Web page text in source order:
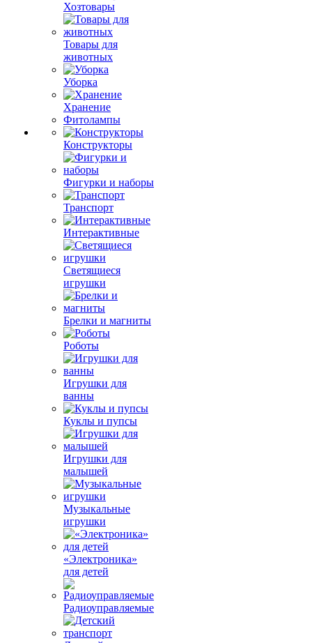
Хозтовары
Товары для
животных
Уборка
Хранение
Фитолампы
Конструкторы
Фигурки и наборы
Транспорт
Интерактивные
Светящиеся
игрушки
Брелки и магниты
Роботы
Игрушки для
ванны
Куклы и пупсы
Игрушки для
малышей
Музыкальные
игрушки
«Электроника»
для детей
Радиоуправляемые